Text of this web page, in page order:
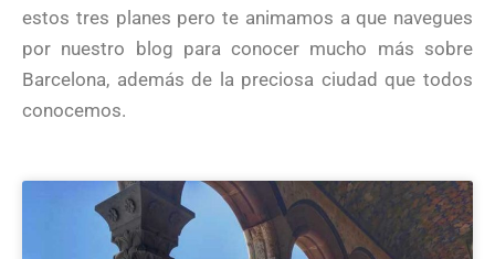
estos tres planes pero te animamos a que navegues
por nuestro blog para conocer mucho más sobre
Barcelona, además de la preciosa ciudad que todos
conocemos.